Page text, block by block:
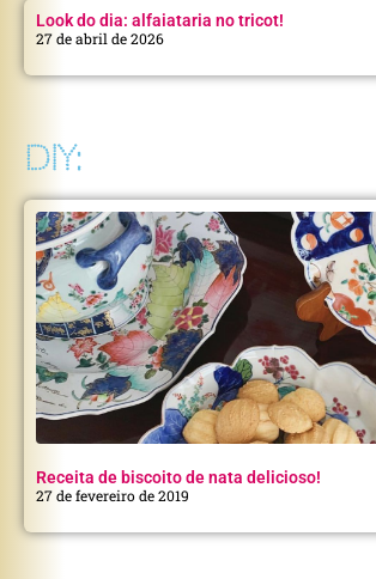
Look do dia: alfaiataria no tricot!
27 de abril de 2026
DIY:
Receita de biscoito de nata delicioso!
27 de fevereiro de 2019